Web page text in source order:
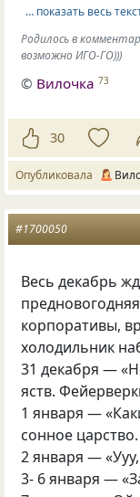
… показать весь
Родилось в
возможно ИГО-ГО)))
© Вилочка 73
30
Опубликовала
#1700050
Весь декабрь
корпоративы,
холодильник
31 декабря —
яств.
1 января —
сонное царство.
2 января —
3- 6 января —